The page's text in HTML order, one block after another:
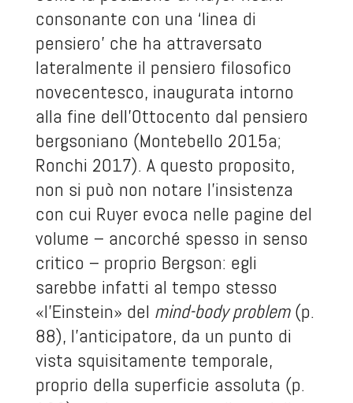
consonante con una ‘linea di
pensiero’ che ha attraversato
lateralmente il pensiero filosofico
novecentesco, inaugurata intorno
alla fine dell’Ottocento dal pensiero
bergsoniano (Montebello 2015a;
Ronchi 2017). A questo proposito,
non si può non notare l’insistenza
con cui Ruyer evoca nelle pagine del
volume – ancorché spesso in senso
critico – proprio Bergson: egli
sarebbe infatti al tempo stesso
«l’Einstein» del mind-body problem(p.
88), l’anticipatore, da un punto di
vista squisitamente temporale,
proprio della superficie assoluta (p.